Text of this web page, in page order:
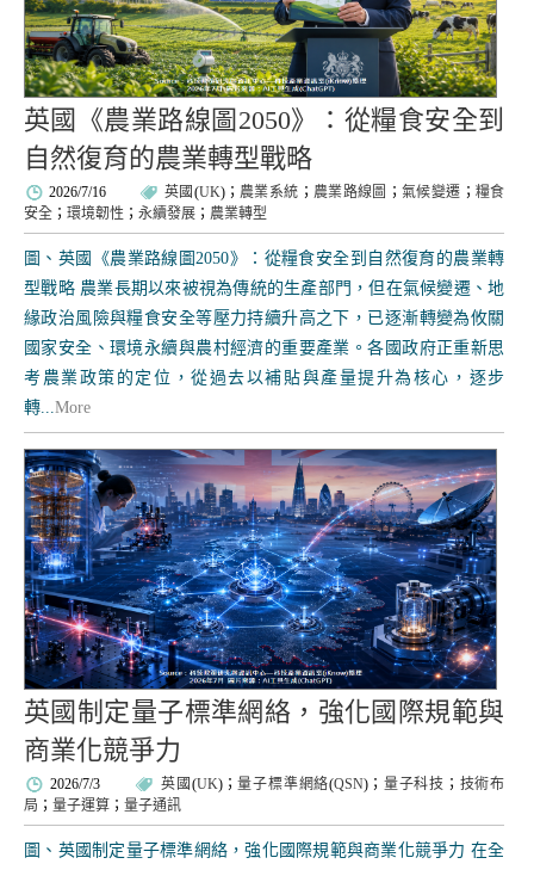
英國《農業路線圖2050》：從糧食安全到
自然復育的農業轉型戰略
2026/7/16 英國 (UK)； 農業系統 ； 農業路線圖 ； 氣候變遷 ； 糧食
安全 ； 環境韌性 ； 永續發展 ； 農業轉型
圖、英國《農業路線圖2050》：從糧食安全到自然復育的農業轉
型戰略 農業長期以來被視為傳統的生產部門，但在氣候變遷、地
緣政治風險與糧食安全等壓力持續升高之下，已逐漸轉變為攸關
國家安全、環境永續與農村經濟的重要產業。各國政府正重新思
考農業政策的定位，從過去以補貼與產量提升為核心，逐步
轉...More
英國制定量子標準網絡，強化國際規範與
商業化競爭力
2026/7/3 英國 (UK)； 量子標準網絡(QSN)； 量子科技 ； 技術布
局 ； 量子運算 ； 量子通訊
圖、英國制定量子標準網絡，強化國際規範與商業化競爭力 在全